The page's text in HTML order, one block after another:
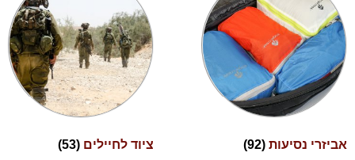
אביזרי נסיעות (92) ציוד לחיילים (53)